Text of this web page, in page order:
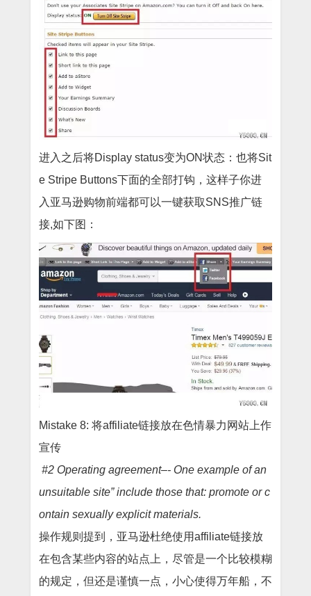
进入之后将Display status变为ON状态：也将Sit
e Stripe Buttons下面的全部打钩，这样子你进
入亚马逊购物前端都可以一键获取SNS推广链
接,如下图：
Mistake 8: 将affiliate链接放在色情暴力网站上作
宣传
#2 Operating agreement–- One example of an
unsuitable site” include those that: promote or c
ontain sexually explicit materials.
操作规则提到，亚马逊杜绝使用affiliate链接放
在包含某些内容的站点上，尽管是一个比较模糊
的规定，但还是谨慎一点，小心使得万年船，不